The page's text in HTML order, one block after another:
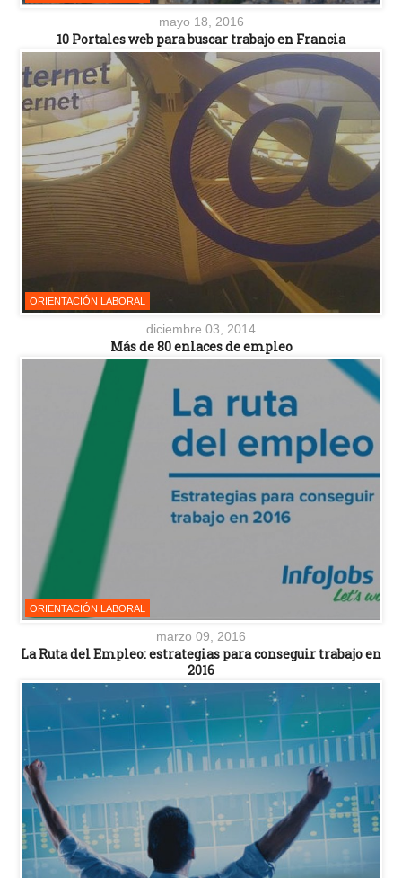
mayo 18, 2016
10 Portales web para buscar trabajo en Francia
ORIENTACIÓN LABORAL
diciembre 03, 2014
Más de 80 enlaces de empleo
ORIENTACIÓN LABORAL
marzo 09, 2016
La Ruta del Empleo: estrategias para conseguir trabajo en
2016